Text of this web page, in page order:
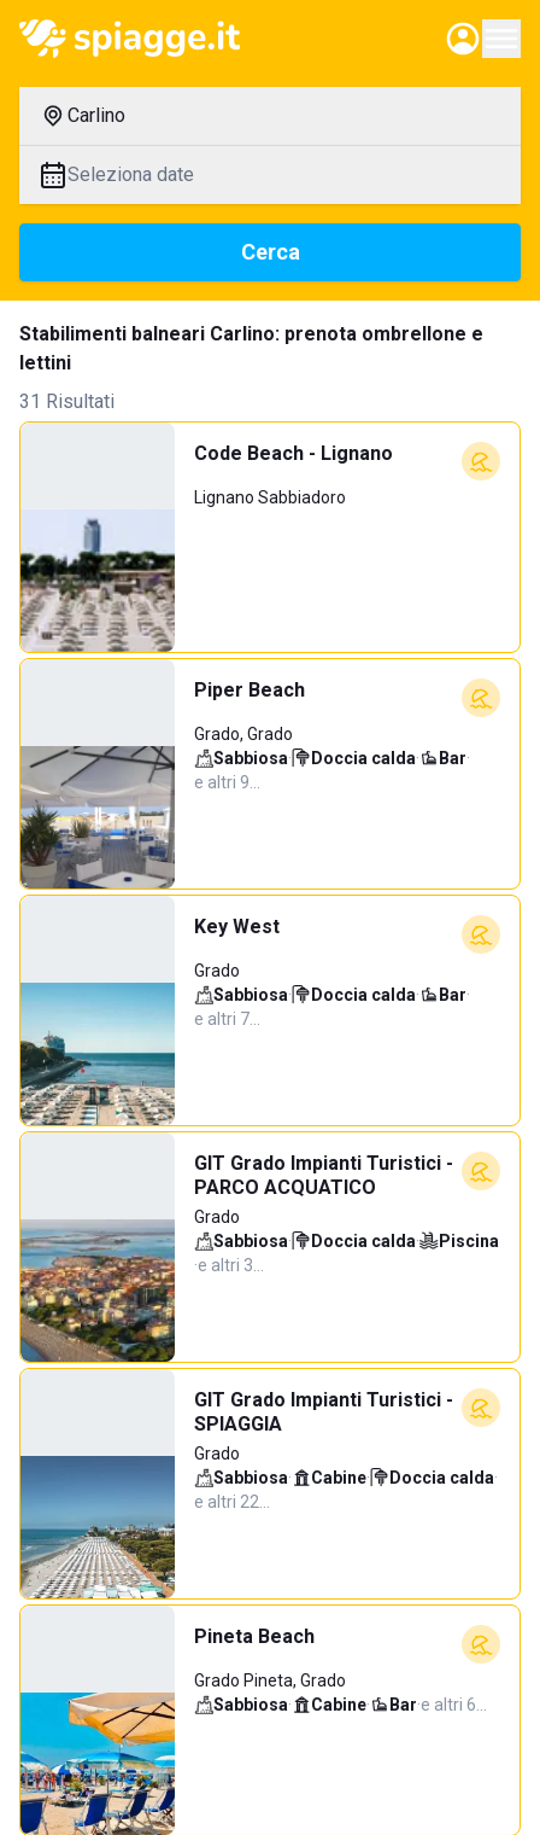
Carlino
Seleziona date
Cerca
Stabilimenti balneari Carlino: prenota ombrellone e
lettini
31 Risultati
Code Beach - Lignano
Lignano Sabbiadoro
Piper Beach
Grado, Grado
Sabbiosa· Doccia calda· Bar·
e altri 9…
Key West
Grado
Sabbiosa· Doccia calda· Bar·
e altri 7…
GIT Grado Impianti Turistici -
PARCO ACQUATICO
Grado
Sabbiosa· Doccia calda·
Piscina
·e altri 3…
GIT Grado Impianti Turistici -
SPIAGGIA
Grado
Sabbiosa· Cabine· Doccia calda·
e altri 22…
Pineta Beach
Grado Pineta, Grado
Sabbiosa· Cabine· Bar·e altri 6…